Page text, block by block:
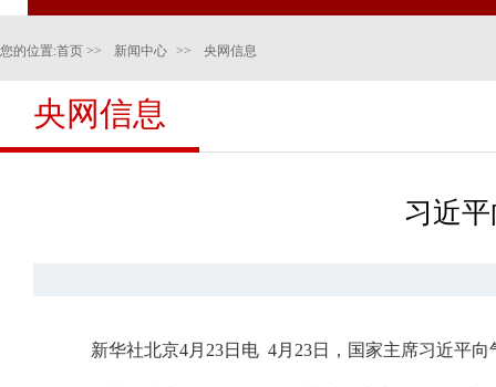
您的位置:首页 >> 新闻中心 >> 央网信息
央网信息
习近
新华社北京4月23日电 4月23日，国家主席习近平